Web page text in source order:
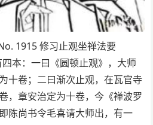
No. 1915 修习止观坐禅法要
：一曰《圆顿止观》，大师
十卷；二曰渐次止观，在瓦官寺
，章安治定为十卷，今《禅波罗
陈尚书令毛喜请大师出，有一